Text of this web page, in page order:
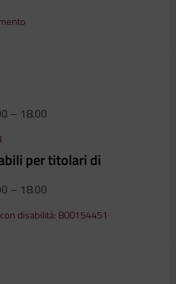
– 18.00
per titolari di
– 18.00
disabilità: 800154451